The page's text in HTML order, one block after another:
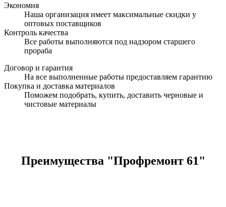
Экономия
Наша организация имеет максимальные скидки у
оптовых поставщиков
Контроль качества
Все работы выполняются под надзором старшего
прораба
Договор и гарантия
На все выполненные работы предоставляем гарантию
Покупка и доставка материалов
Поможем подобрать, купить, доставить черновые и
чистовые материалы
Преимущества "Профремонт 61"